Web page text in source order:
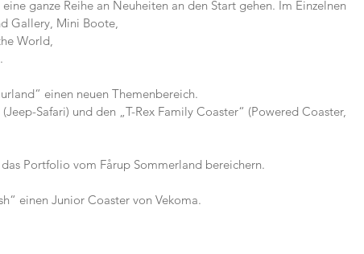
ganze Reihe an Neuheiten an den Start gehen. Im Einzelnen
Gallery, Mini Boote,
World,
Wall.
einen neuen Themenbereich.
Safari) und den „T-Rex Family Coaster“ (Powered Coaster,
Portfolio vom Fårup Sommerland bereichern.
einen Junior Coaster von Vekoma.